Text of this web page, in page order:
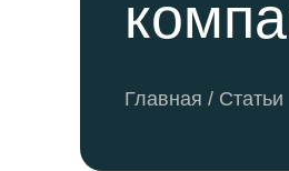
Главная / Статьи